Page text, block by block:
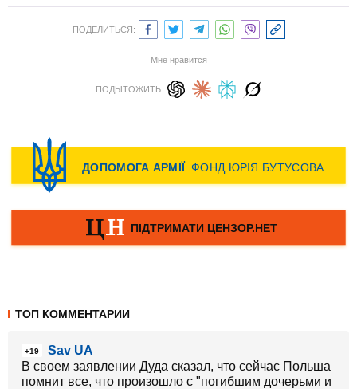
ПОДЕЛИТЬСЯ:
Мне нравится
ПОДЫТОЖИТЬ:
ТОП КОММЕНТАРИИ
+19
Sav UA
В своем заявлении Дуда сказал, что сейчас Польша
помнит все, что произошло с "погибшим дочерьми и